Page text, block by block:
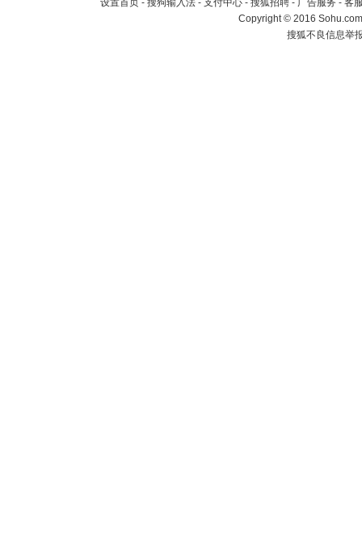
设置首页 - 搜狗输入法 - 支付中心 - 搜狐招聘 - 广告服务 - 客
Copyright©2016
搜狐不良信息举